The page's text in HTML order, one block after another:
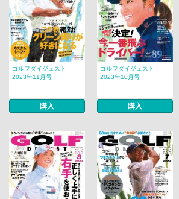
ゴルフダイジェスト
2023年11月号
購入
ゴルフダイジェスト
2023年10月号
購入